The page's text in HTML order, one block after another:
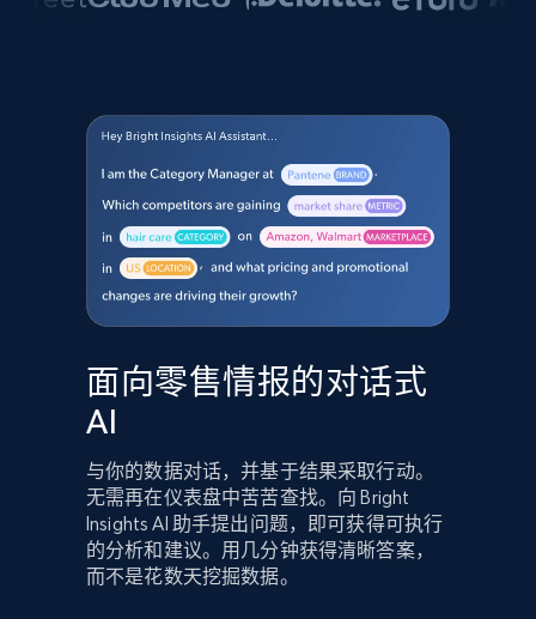
面向零售情报的对话式
AI
与你的数据对话，并基于结果采取行动。
无需再在仪表盘中苦苦查找。向 Bright
Insights AI 助手提出问题，即可获得可执行
的分析和建议。用几分钟获得清晰答案，
而不是花数天挖掘数据。